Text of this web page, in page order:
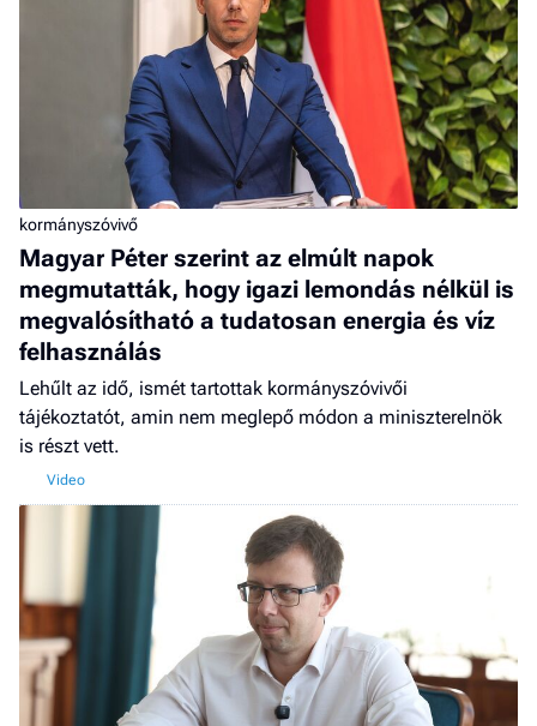
kormányszóvivő
Magyar Péter szerint az elmúlt napok
megmutatták, hogy igazi lemondás nélkül is
megvalósítható a tudatosan energia és víz
felhasználás
Lehűlt az idő, ismét tartottak kormányszóvivői
tájékoztatót, amin nem meglepő módon a miniszterelnök
is részt vett.